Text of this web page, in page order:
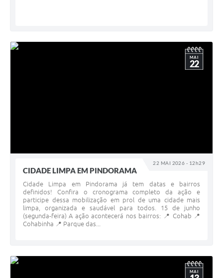
22 MAI 2026 - 12h29
MAI
22
CIDADE LIMPA EM PINDORAMA
Cidade Limpa em Pindorama já tem datas e bairros
definidos! Confira o cronograma completo da ação e
participe dessa mobilização em prol de uma cidade mais
limpa, organizada e saudável para todos. 15 de junho
(segunda-feira) A ação acontecerá nos bairros: 📍 Cohab 📍
Cohabinha 📍 Parque das...
MAI